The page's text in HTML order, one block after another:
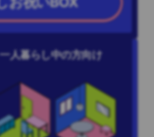
人暮らし中の方向け